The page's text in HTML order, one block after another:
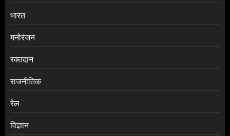
भारत
मनोरंजन
रक्तदान
राजनीतिक
रेल
विज्ञान